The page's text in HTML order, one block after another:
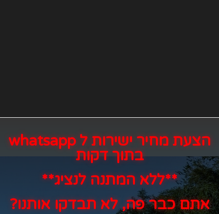
הצעת מחיר ישירות ל whatsapp
בתוך דקות
**ללא המתנה לנציג**
אתם כבר פה, לא תבדקו אותנו?